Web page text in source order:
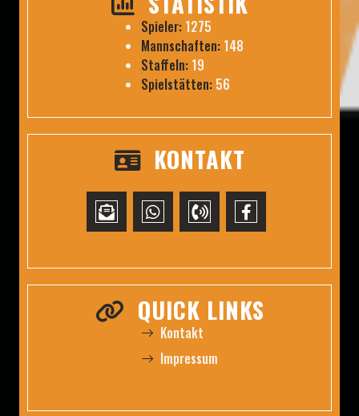
Spieler: 1275
Mannschaften: 148
Staffeln: 19
Spielstätten: 56
KONTAKT
QUICK LINKS
Kontakt
Impressum